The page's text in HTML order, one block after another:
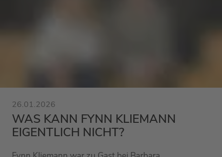
26.01.2026
WAS KANN FYNN KLIEMANN
EIGENTLICH NICHT?